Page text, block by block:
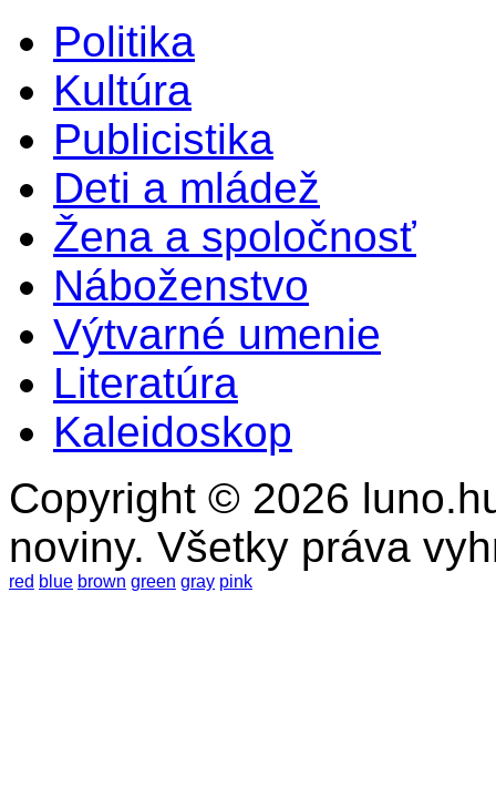
Politika
Kultúra
Publicistika
Deti a mládež
Žena a spoločnosť
Náboženstvo
Výtvarné umenie
Literatúra
Kaleidoskop
Copyright © 2026
noviny. Všetky práva
red blue brown green gray pink